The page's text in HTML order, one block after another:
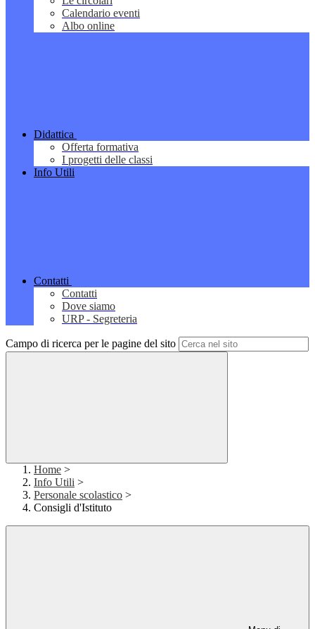
Calendario eventi
Albo online
Didattica
Offerta formativa
I progetti delle classi
Info Utili
Contatti
Contatti
Dove siamo
URP - Segreteria
Campo di ricerca per le pagine del sito
Home >
Info Utili >
Personale scolastico >
Consigli d'Istituto